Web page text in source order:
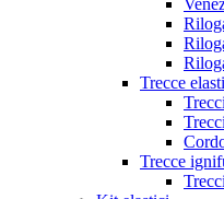
Trecce
Trecce